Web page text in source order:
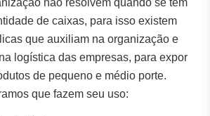
não resolvem quando se tem
de caixas, para isso existem
que auxiliam na organização e
logística das empresas, para expor
de pequeno e médio porte.
que fazem seu uso: